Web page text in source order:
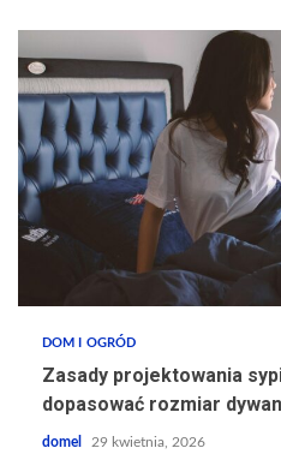
DOM I OGRÓD
Zasady projektowania
dopasować rozmiar
domel 29 kwietnia, 2026